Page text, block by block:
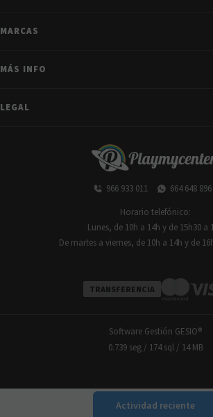
Actividad reciente
MARCAS
MÁS INFO
LEGAL
966 933 011 664 648 896
Horario telefónico:
Lunes, de 10h a 14h y de 15h30 a
De martes a viernes, de 10h a 14h y de
TRANSFERENCIA
Software Gestión GESIO®
0.739 seg / 174 sql/ 14 MB